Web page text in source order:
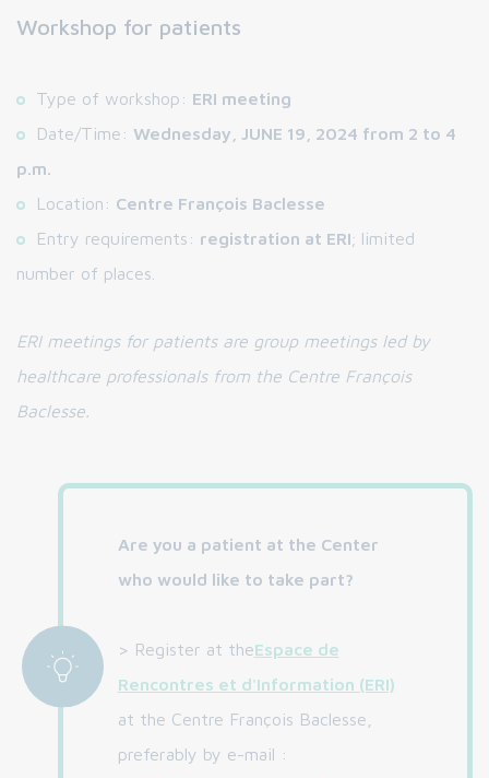
Workshop for patients
Type of workshop: ERI meeting
Date/Time: Wednesday, JUNE 19, 2024 from 2 to 4
p.m.
Location: Centre François Baclesse
Entry requirements: registration at ERI; limited
number of places.
ERI meetings for patients are group meetings led by
healthcare professionals from the Centre François
Baclesse.
Are you a patient at the Center
who would like to take part?
> Register at theEspace de
Rencontres et d'Information (ERI)
at the Centre François Baclesse,
preferably by e-mail :